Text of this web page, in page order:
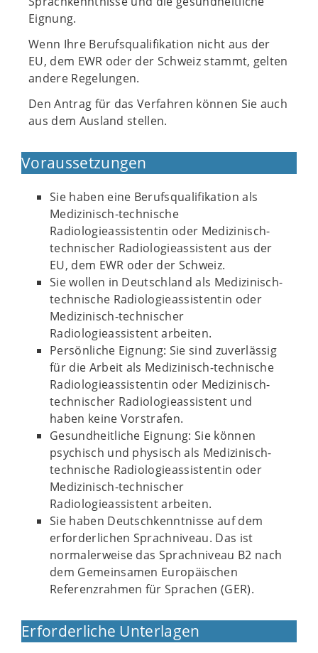
Eignung.
Wenn Ihre Berufsqualifikation nicht aus der
EU, dem EWR oder der Schweiz stammt, gelten
andere Regelungen.
Den Antrag für das Verfahren können Sie auch
aus dem Ausland stellen.
Voraussetzungen
Sie haben eine Berufsqualifikation als
Medizinisch-technische
Radiologieassistentin oder Medizinisch-
technischer Radiologieassistent aus der
EU, dem EWR oder der Schweiz.
Sie wollen in Deutschland als Medizinisch-
technische Radiologieassistentin oder
Medizinisch-technischer
Radiologieassistent arbeiten.
Persönliche Eignung: Sie sind zuverlässig
für die Arbeit als Medizinisch-technische
Radiologieassistentin oder Medizinisch-
technischer Radiologieassistent und
haben keine Vorstrafen.
Gesundheitliche Eignung: Sie können
psychisch und physisch als Medizinisch-
technische Radiologieassistentin oder
Medizinisch-technischer
Radiologieassistent arbeiten.
Sie haben Deutschkenntnisse auf dem
erforderlichen Sprachniveau. Das ist
normalerweise das Sprachniveau B2 nach
dem Gemeinsamen Europäischen
Referenzrahmen für Sprachen (GER).
Erforderliche Unterlagen